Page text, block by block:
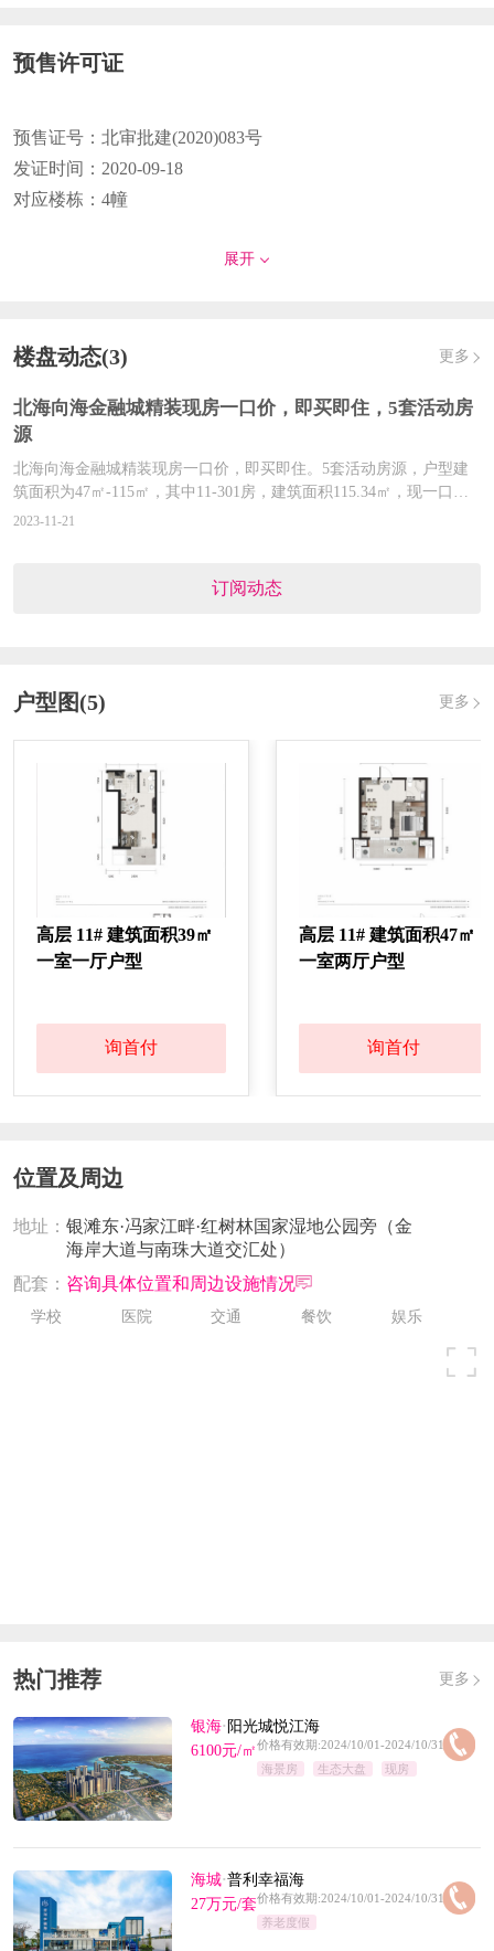
预售许可证
预售证号： 北审批建(2020)083号
发证时间： 2020-09-18
对应楼栋： 4幢
北审批建(2020)065号
预售证号：北审批建(2020)066号
发证时间：2020-08-07
对应楼栋：
预售证号： 北审批建【2020】116号
发证时间：
北审批建(2021)002号
展开
楼盘动态(3) 更多
北海​向海金融城精装现房一口价，即买即住，5套活动房
源
北海​向海金融城精装现房一口价，即买即住。5套活动房源，户型建
筑面积为47㎡-115㎡，其中11-301房，建筑面积115.34㎡，现一口单
价6988元/㎡，一口价805996元。（活动时间截至2023.11.30）
2023-11-21
订阅动态
户型图(5) 更多
高层 11# 建筑面积39㎡
一室一厅户型
询首付
高层 11# 建筑面积47㎡
一室两厅户型
询首付
位置及周边
地址： 银滩东·冯家江畔·红树林国家湿地公园旁（金
海岸大道与南珠大道交汇处）
配套： 咨询具体位置和周边设施情况
学校 医院 交通 餐饮 娱乐
热门推荐 更多
银海· 阳光城悦江海
6100元/㎡价格有效期:2024/10/01-2024/10/31
海景房
生态大盘 现房
海城·普利幸福海
27万元/套价格有效期:2024/10/01-2024/10/31
养老度假